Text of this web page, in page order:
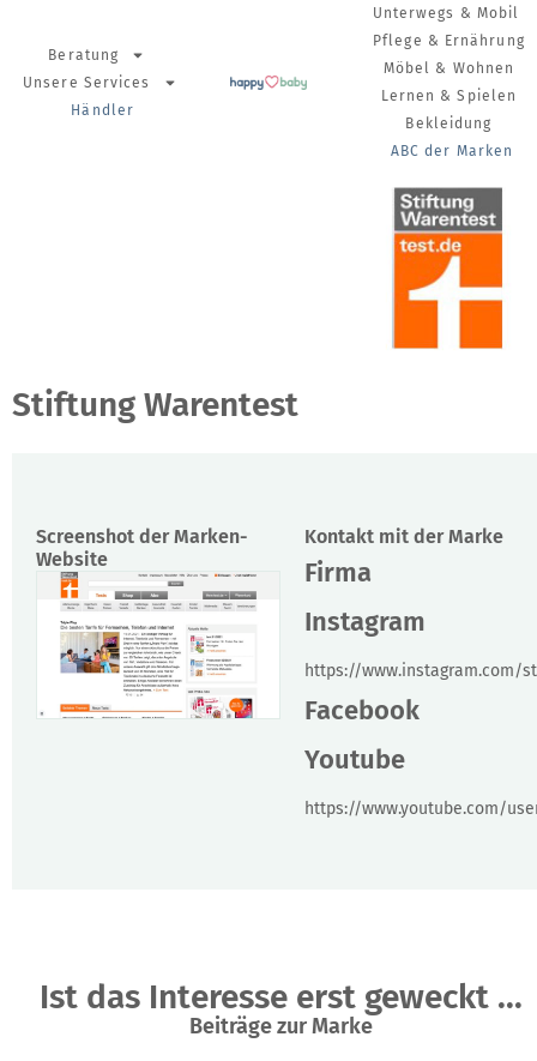
Beratung
Unsere Services
Händler
Unterwegs & Mobil
Pflege & Ernährung
Möbel & Wohnen
Lernen & Spielen
Bekleidung
ABC der Marken
Stiftung Warentest
Screenshot der Marken-
Website
Kontakt mit der Marke
Firma
Instagram
https://www.instagram.com/
Facebook
Youtube
https://www.youtube.com/
Ist das Interesse erst geweckt ...
Beiträge zur Marke